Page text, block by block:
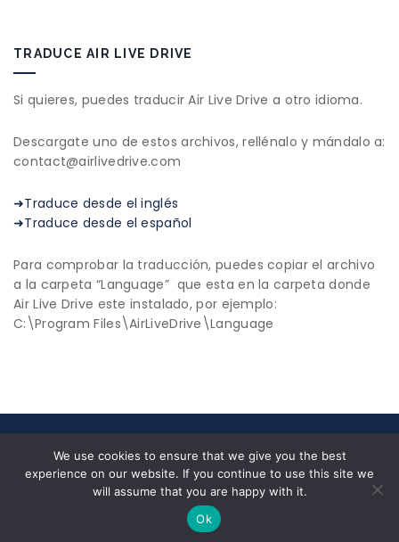
TRADUCE AIR LIVE DRIVE
Si quieres, puedes traducir Air Live Drive a otro idioma.
Descargate uno de estos archivos, rellénalo y mándalo a:
contact@airlivedrive.com
➜Traduce desde el inglés
➜Traduce desde el español
Para comprobar la traducción, puedes copiar el archivo
a la carpeta “Language” que esta en la carpeta donde
Air Live Drive este instalado, por ejemplo:
C:\Program Files\AirLiveDrive\Language
© 2026 All Rights Reserved|Privacy Policy |End User
License Agreement
Nosotros✉ contact@airlivedrive.com |
Facebook/airlivedrive.software
We use cookies to ensure that we give you the best
experience on our website. If you continue to use this site we
will assume that you are happy with it.
Ok